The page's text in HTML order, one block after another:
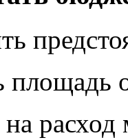
площадь
расход